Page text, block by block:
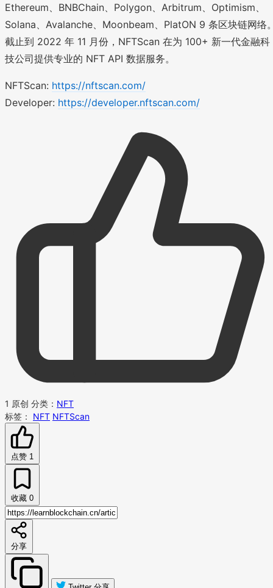
Ethereum、BNBChain、Polygon、Arbitrum、Optimism、
Solana、Avalanche、Moonbeam、PlatON 9 条区块链网络
截止到 2022 年 11 月份，NFTScan 在为 100+ 新一代金融科
技公司提供专业的 NFT API 数据服务。
NFTScan: https://nftscan.com/
Developer: https://developer.nftscan.com/
1 原创 分类： NFT
标签：
NFT NFTScan
点赞 1
收藏 0
分享